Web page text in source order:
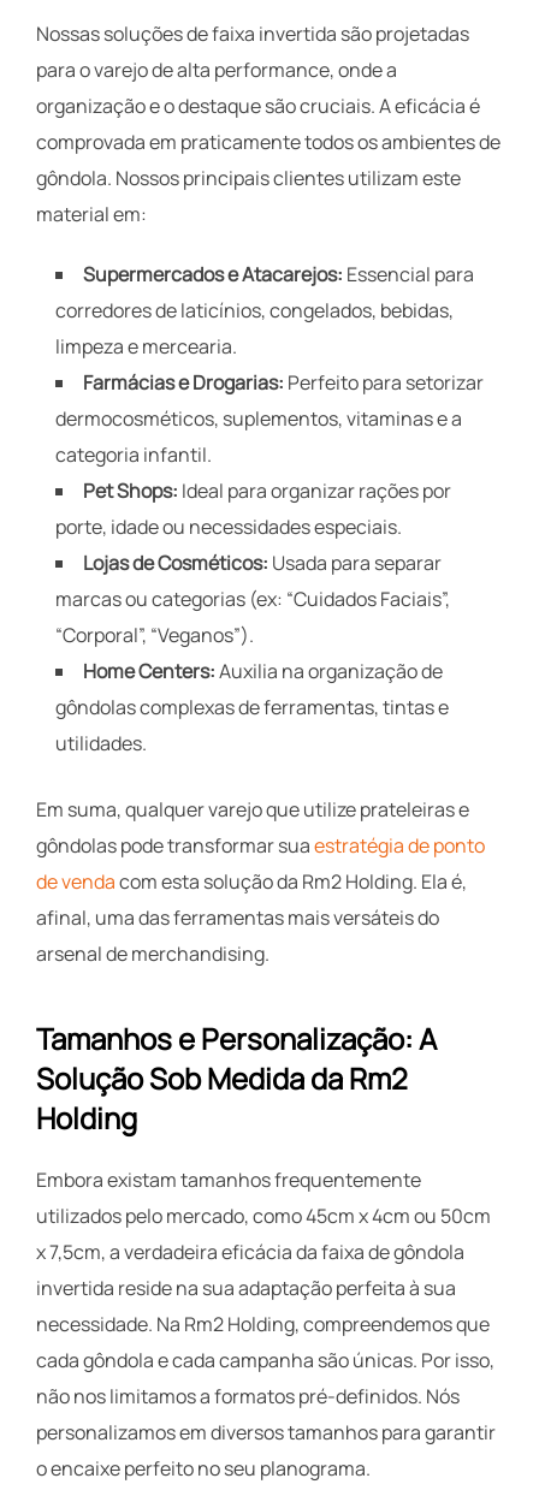
Nossas soluções de faixa invertida são projetadas
para o varejo de alta performance, onde a
organização e o destaque são cruciais. A eficácia é
comprovada em praticamente todos os ambientes de
gôndola. Nossos principais clientes utilizam este
material em:
Supermercados e Atacarejos: Essencial para
corredores de laticínios, congelados, bebidas,
limpeza e mercearia.
Farmácias e Drogarias: Perfeito para setorizar
dermocosméticos, suplementos, vitaminas e a
categoria infantil.
Pet Shops: Ideal para organizar rações por
porte, idade ou necessidades especiais.
Lojas de Cosméticos: Usada para separar
marcas ou categorias (ex: “Cuidados Faciais”,
“Corporal”, “Veganos”).
Home Centers:Auxilia na organização de
gôndolas complexas de ferramentas, tintas e
utilidades.
Em suma, qualquer varejo que utilize prateleiras e
gôndolas pode transformar suaestratégia de ponto
de vendacom esta solução da Rm2 Holding. Ela é,
afinal, uma das ferramentas mais versáteis do
arsenal de merchandising.
Tamanhos e Personalização: A
Solução Sob Medida da Rm2
Holding
Embora existam tamanhos frequentemente
utilizados pelo mercado, como 45cm x 4cm ou 50cm
x 7,5cm, a verdadeira eficácia da faixa de gôndola
invertida reside na sua adaptação perfeita à sua
necessidade. Na Rm2 Holding, compreendemos que
cada gôndola e cada campanha são únicas. Por isso,
não nos limitamos a formatos pré-definidos. Nós
personalizamos em diversos tamanhos para garantir
o encaixe perfeito no seu planograma.